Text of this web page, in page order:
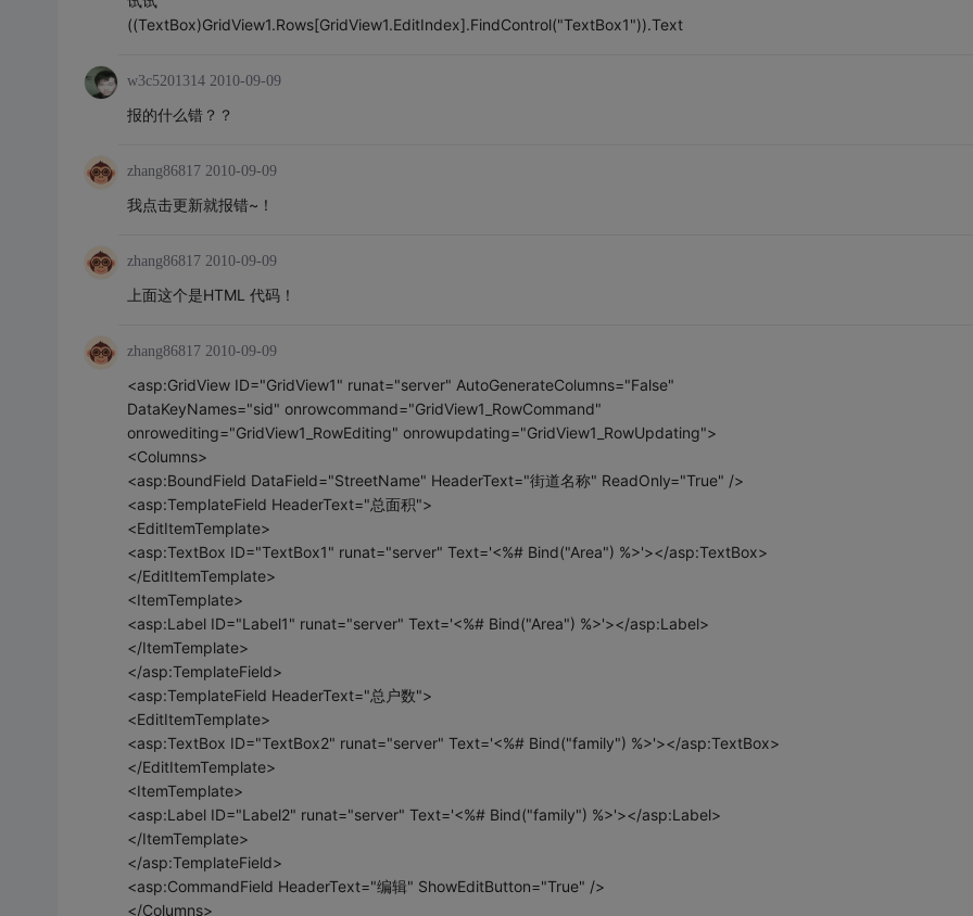
((TextBox)GridView1.Rows[GridView1.EditIndex].FindControl("TextBox1")).Text
w3c5201314 2010-09-09
报的什么错？？
zhang86817 2010-09-09
我点击更新就报错~！
zhang86817 2010-09-09
上面这个是HTML 代码！
zhang86817 2010-09-09
<asp:GridView ID="GridView1" runat="server" AutoGenerateColumns="False"
DataKeyNames="sid" onrowcommand="GridView1_RowCommand"
onrowediting="GridView1_RowEditing" onrowupdating="GridView1_RowUpdating">
<Columns>
<asp:BoundField DataField="StreetName" HeaderText="街道名称" ReadOnly="True" />
<asp:TemplateField HeaderText="总面积">
<EditItemTemplate>
<asp:TextBox ID="TextBox1" runat="server" Text='<%# Bind("Area") %>'></asp:TextBox>
</EditItemTemplate>
<ItemTemplate>
<asp:Label ID="Label1" runat="server" Text='<%# Bind("Area") %>'></asp:Label>
</ItemTemplate>
</asp:TemplateField>
<asp:TemplateField HeaderText="总户数">
<EditItemTemplate>
<asp:TextBox ID="TextBox2" runat="server" Text='<%# Bind("family") %>'></asp:TextBox>
</EditItemTemplate>
<ItemTemplate>
<asp:Label ID="Label2" runat="server" Text='<%# Bind("family") %>'></asp:Label>
</ItemTemplate>
</asp:TemplateField>
<asp:CommandField HeaderText="编辑" ShowEditButton="True" />
</Columns>